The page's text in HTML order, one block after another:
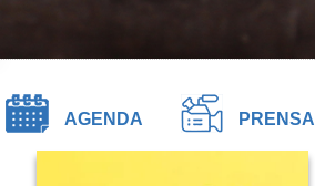
AGENDA PRENSA